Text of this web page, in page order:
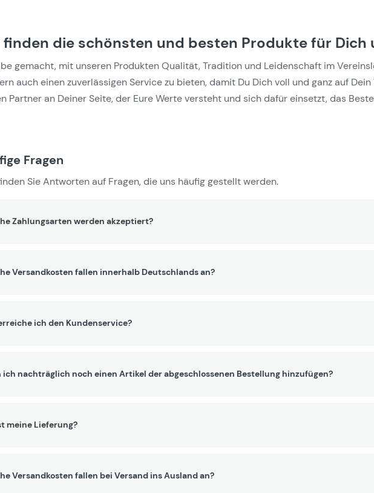
finden die schönsten und besten Produkte für Dich
gemacht, mit unseren Produkten Qualität, Tradition und Leidenschaft im
auch einen zuverlässigen Service zu bieten, damit Du Dich voll und ganz auf
Partner an Deiner Seite, der Eure Werte versteht und sich dafür einsetzt, das
Fragen
Sie Antworten auf Fragen, die uns häufig gestellt werden.
Zahlungsarten werden akzeptiert?
Versandkosten fallen innerhalb Deutschlands an?
ich den Kundenservice?
ich nachträglich noch einen Artikel der abgeschlossenen Bestellung hinzufügen?
meine Lieferung?
Versandkosten fallen bei Versand ins Ausland an?